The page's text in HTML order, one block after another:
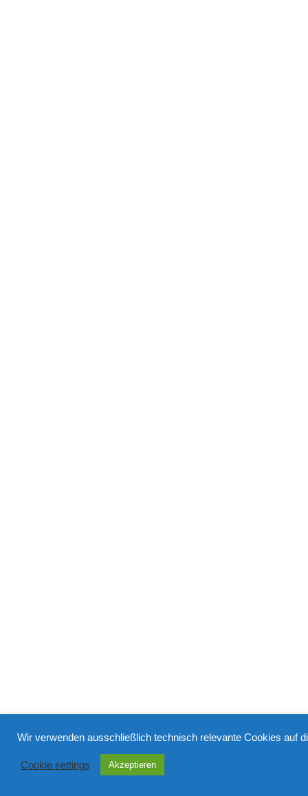
Wir verwenden ausschließlich technisch relevante Cookies auf
Cookie settings Akzeptieren